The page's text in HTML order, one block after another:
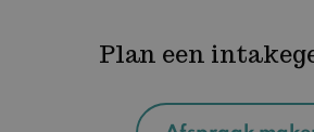
Plan een